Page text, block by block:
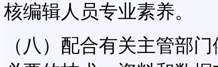
核编辑人员专业素养。
（八）配合有关主管部